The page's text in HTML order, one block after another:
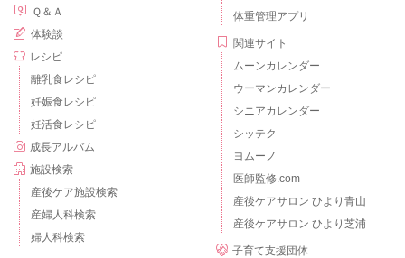
Ｑ＆Ａ
体験談
レシピ
離乳食レシピ
妊娠食レシピ
妊活食レシピ
成長アルバム
施設検索
産後ケア施設検索
産婦人科検索
婦人科検索
体重管理アプリ
関連サイト
ムーンカレンダー
ウーマンカレンダー
シニアカレンダー
シッテク
ヨムーノ
医師監修.com
産後ケアサロン ひより青山
産後ケアサロン ひより芝浦
子育て支援団体